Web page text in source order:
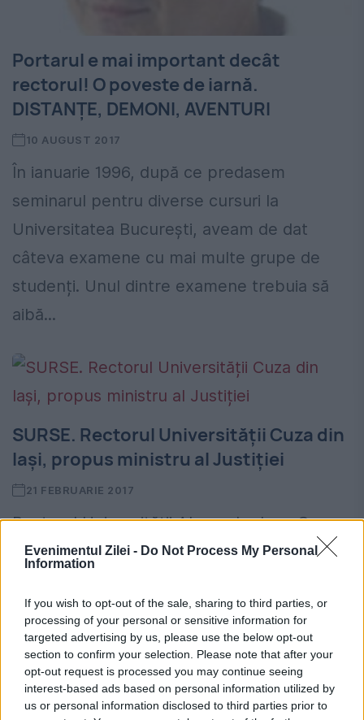
Evenimentul Zilei - Do Not Process My Personal
Information
If you wish to opt-out of the sale, sharing to third parties, or
processing of your personal or sensitive information for
targeted advertising by us, please use the below opt-out
section to confirm your selection. Please note that after your
opt-out request is processed you may continue seeing
interest-based ads based on personal information utilized by
us or personal information disclosed to third parties prior to
Portarul e mai important decât
rectorul! O poveste de iarnă.
DISTANȚE, DEMONI, AVENTURI
10 AUGUST 2017
În ianuarie 1996, după ce predasem
seminarul pentru diverse cursuri la
Universitatea București, aveam de dat
câteva examene cu mai multe grupe de
studenți. Unul dintre examene trebuia să
aibă...
SURSE. Rectorul Universității Cuza din
Iași, propus ministru al Justiției
21 FEBRUARIE 2017
Rectorul Universității Alexandru Ioan Cuza
(UAIC) din Iași, prof.univ.dr. Tudorel Toader,
ministru al Justiției în Guvernul Grindeanu.
Potrivit bzi.ro, acesta ar...